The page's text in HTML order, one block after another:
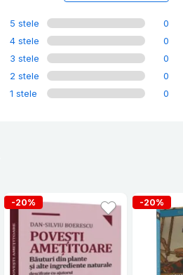
5 stele
0
4 stele
0
3 stele
0
2 stele
0
1 stele
0
-20% -20%